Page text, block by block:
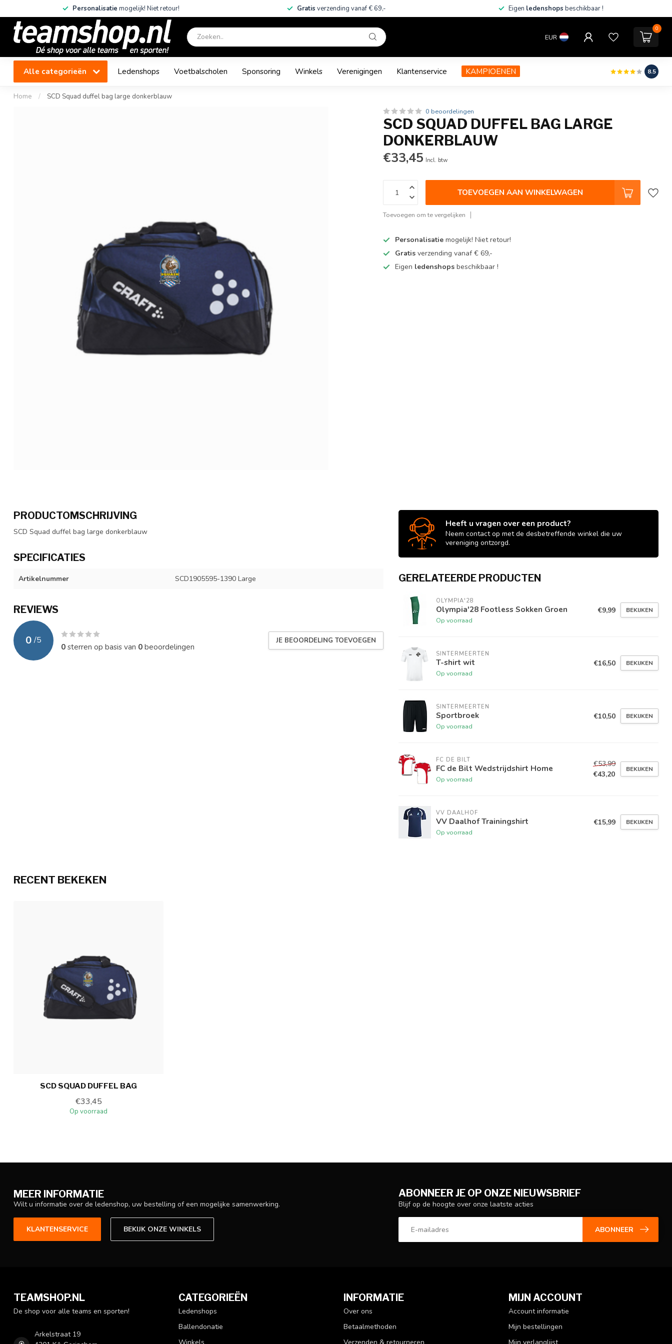
Personalisatie mogelijk! Niet retour! Gratis verzending vanaf € 69,- Eigen ledenshops beschikbaar !
EUR
0
Alle categorieën Ledenshops Voetbalscholen Sponsoring Winkels Verenigingen Klantenservice KAMPIOENEN 8.5
Home / SCD Squad duffel bag large donkerblauw
0 beoordelingen
SCD SQUAD DUFFEL BAG LARGE
DONKERBLAUW
€33,45 Incl. btw
TOEVOEGEN AAN WINKELWAGEN
Toevoegen om te vergelijken
Personalisatie mogelijk! Niet retour!
Gratisverzending vanaf € 69,-
Eigen ledenshopsbeschikbaar !
PRODUCTOMSCHRIJVING
SCD Squad duffel bag large donkerblauw
SPECIFICATIES
Artikelnummer SCD1905595-1390 Large
REVIEWS
0 /5
0sterren op basis van 0beoordelingen
JE BEOORDELING TOEVOEGEN
Heeft u vragen over een product?
Neem contact op met de desbetreffende winkel die uw
vereniging ontzorgd.
GERELATEERDE PRODUCTEN
OLYMPIA'28
Olympia'28 Footless Sokken Groen
Op voorraad
€9,99 BEKIJKEN
SINTERMEERTEN
T-shirt wit
Op voorraad
€16,50 BEKIJKEN
SINTERMEERTEN
Sportbroek
Op voorraad
€10,50 BEKIJKEN
FC DE BILT
FC de Bilt Wedstrijdshirt Home
Op voorraad
€53,99
€43,20
BEKIJKEN
VV DAALHOF
VV Daalhof Trainingshirt
Op voorraad
€15,99 BEKIJKEN
RECENT BEKEKEN
SCD SQUAD DUFFEL BAG
€33,45
Op voorraad
MEER INFORMATIE
Wilt u informatie over de ledenshop, uw bestelling of een mogelijke samenwerking.
KLANTENSERVICE BEKIJK ONZE WINKELS
ABONNEER JE OP ONZE NIEUWSBRIEF
Blijf op de hoogte over onze laatste acties
ABONNEER
TEAMSHOP.NL
De shop voor alle teams en sporten!
Arkelstraat 19
CATEGORIEËN
Ledenshops
Ballendonatie
INFORMATIE
Over ons
Betaalmethoden
MIJN ACCOUNT
Account informatie
Mijn bestellingen